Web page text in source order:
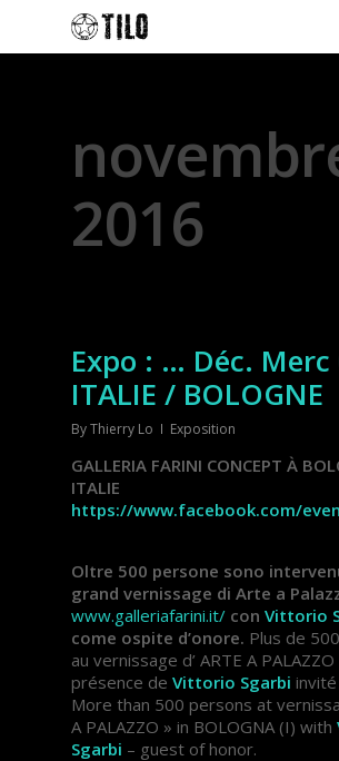
2016
Expo : … Déc. Merc
ITALIE / BOLOGNE
ByThierry Lo Exposition
GALLERIA FARINI CONCEPT À
ITALIE
https://www.facebook.com/
Oltre 500 persone sono
grand vernissage di Arte a
www.galleriafarini.it/ con Vittorio
come ospite d’onore. Plus de
au vernissage d’ ARTE A PALAZZO
présence de Vittorio Sgarbi invité
More than 500 persons at
A PALAZZO » in BOLOGNA (I) with
Sgarbi – guest of honor.